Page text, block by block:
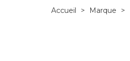
Accueil Marque